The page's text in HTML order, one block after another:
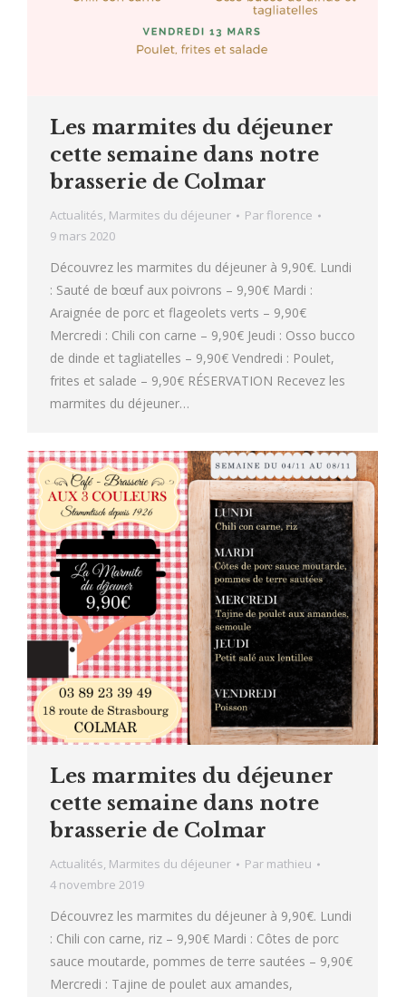
Les marmites du déjeuner
cette semaine dans notre
brasserie de Colmar
Actualités, Marmites du déjeuner Parflorence
9 mars 2020
Découvrez les marmites du déjeuner à 9,90€. Lundi
: Sauté de bœuf aux poivrons – 9,90€ Mardi :
Araignée de porc et flageolets verts – 9,90€
Mercredi : Chili con carne – 9,90€ Jeudi : Osso bucco
de dinde et tagliatelles – 9,90€ Vendredi : Poulet,
frites et salade – 9,90€ RÉSERVATION Recevez les
marmites du déjeuner…
Les marmites du déjeuner
cette semaine dans notre
brasserie de Colmar
Actualités, Marmites du déjeuner Par mathieu
4 novembre 2019
Découvrez les marmites du déjeuner à 9,90€. Lundi
: Chili con carne, riz – 9,90€ Mardi : Côtes de porc
sauce moutarde, pommes de terre sautées – 9,90€
Mercredi : Tajine de poulet aux amandes,